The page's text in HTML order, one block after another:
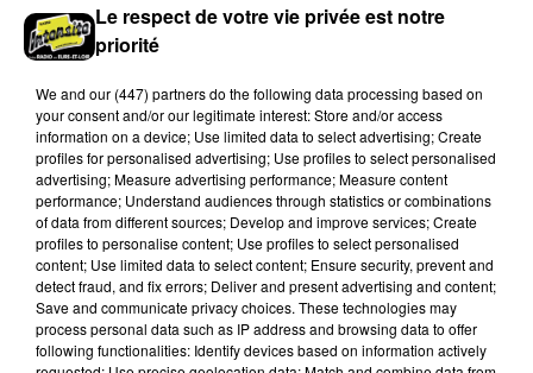
Lemarchal de Bonneval : Loto d'Ours 28.
Le respect de votre vie privée est notre
priorité
We and our (447) partnersdo the following data processing based on
your consent and/or our legitimate interest: Store and/or access
information on a device; Use limited data to select advertising; Create
profiles for personalised advertising; Use profiles to select personalised
advertising; Measure advertising performance; Measure content
performance; Understand audiences through statistics or combinations
of data from different sources; Develop and improve services; Create
profiles to personalise content; Use profiles to select personalised
content; Use limited data to select content; Ensure security, prevent and
detect fraud, and fix errors; Deliver and present advertising and content;
Save and communicate privacy choices. These technologies may
process personal data such as IP address and browsing data to offer
following functionalities: Identify devices based on information actively